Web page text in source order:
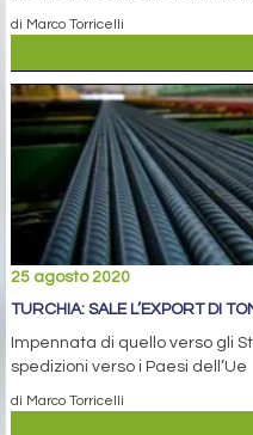
di Marco Torricelli
25 agosto 2020
TURCHIA: SALE L’EXPORT DI
Impennata di quello verso gli
spedizioni verso i Paesi dell’Ue
di Marco Torricelli